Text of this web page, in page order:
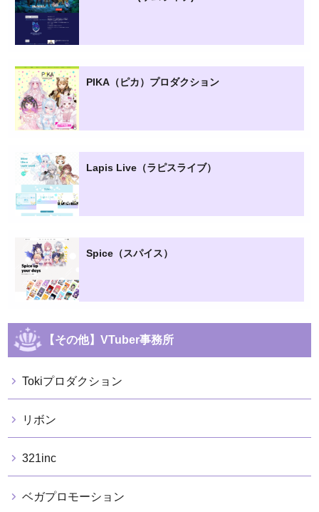
PIKA（ピカ）プロダクション
Lapis Live（ラピスライブ）
Spice（スパイス）
【その他】VTuber事務所
Tokiプロダクション
リボン
321inc
ベガプロモーション